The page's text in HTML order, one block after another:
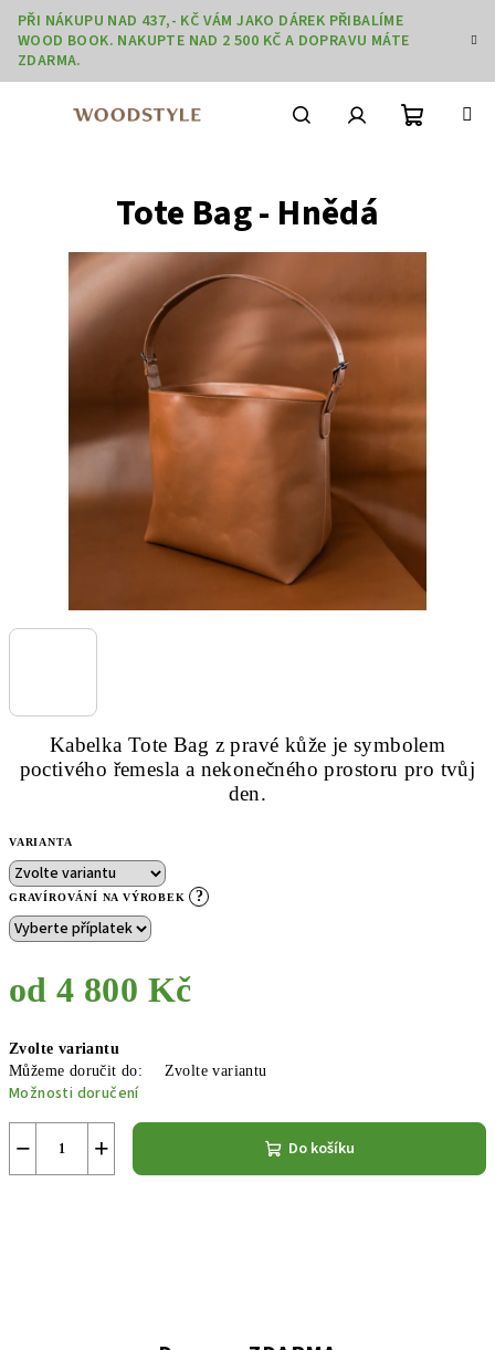
Přejít
obsah
PŘI NÁKUPU NAD 437,- KČ VÁM JAKO DÁREK PŘIBALÍME
WOOD BOOK. NAKUPTE NAD 2 500 KČ A DOPRAVU MÁTE
ZDARMA.
Kabelka Tote Bag z pravé kůže je symbolem
poctivého řemesla a nekonečného prostoru pro tvůj
den.
VARIANTA
GRAVÍROVÁNÍ NA VÝROBEK ?
od4 800 Kč
cena:
Zvolte variantu
Můžeme doručit do:
Zvolte variantu
Možnosti doručení
+
− Do košíku
Tote Bag - Hnědá